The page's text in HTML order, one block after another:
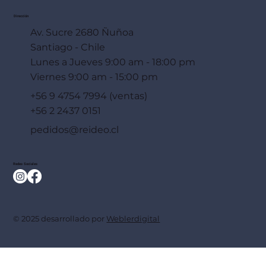
Dirección
Av. Sucre 2680 Ñuñoa
Santiago - Chile
Lunes a Jueves 9:00 am - 18:00 pm
Viernes 9:00 am - 15:00 pm
+56 9 4754 7994 (ventas)
+56 2 2437 0151
pedidos@reideo.cl
Redes Sociales
© 2025 desarrollado por Weblerdigital